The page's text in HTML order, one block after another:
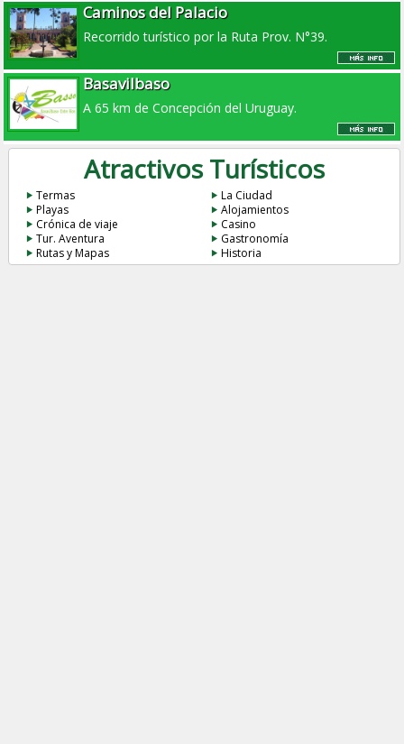
Caminos del Palacio
Recorrido turístico por la Ruta Prov. N°39.
Basavilbaso
A 65 km de Concepción del Uruguay.
Atractivos Turísticos
Termas
La Ciudad
Playas
Alojamientos
Crónica de viaje
Casino
Tur. Aventura
Gastronomía
Rutas y Mapas
Historia